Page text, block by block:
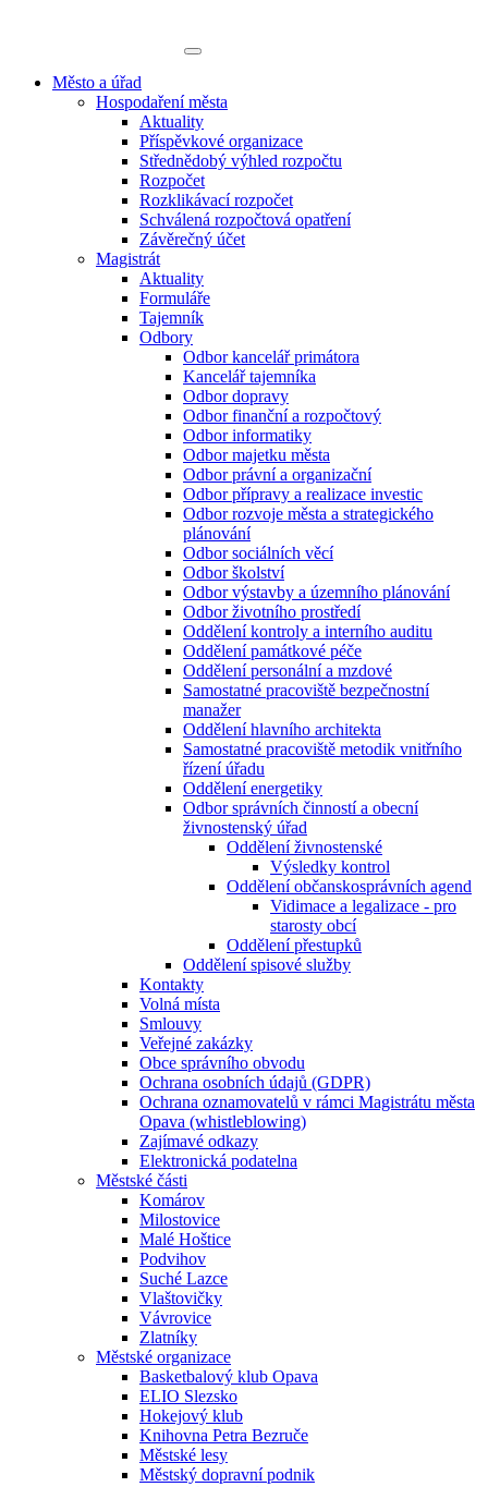
Město a úřad
Hospodaření města
Aktuality
Příspěvkové organizace
Střednědobý výhled rozpočtu
Rozpočet
Rozklikávací rozpočet
Schválená rozpočtová opatření
Závěrečný účet
Magistrát
Aktuality
Formuláře
Tajemník
Odbory
Odbor kancelář primátora
Kancelář tajemníka
Odbor dopravy
Odbor finanční a rozpočtový
Odbor informatiky
Odbor majetku města
Odbor právní a organizační
Odbor přípravy a realizace investic
Odbor rozvoje města a strategického
plánování
Odbor sociálních věcí
Odbor školství
Odbor výstavby a územního plánování
Odbor životního prostředí
Oddělení kontroly a interního auditu
Oddělení památkové péče
Oddělení personální a mzdové
Samostatné pracoviště bezpečnostní
manažer
Oddělení hlavního architekta
Samostatné pracoviště metodik vnitřního
řízení úřadu
Oddělení energetiky
Odbor správních činností a obecní
živnostenský úřad
Oddělení živnostenské
Výsledky kontrol
Oddělení občanskosprávních agend
Vidimace a legalizace - pro
starosty obcí
Oddělení přestupků
Oddělení spisové služby
Kontakty
Volná místa
Smlouvy
Veřejné zakázky
Obce správního obvodu
Ochrana osobních údajů (GDPR)
Ochrana oznamovatelů v rámci Magistrátu města
Opava (whistleblowing)
Zajímavé odkazy
Elektronická podatelna
Městské části
Komárov
Milostovice
Malé Hoštice
Podvihov
Suché Lazce
Vlaštovičky
Vávrovice
Zlatníky
Městské organizace
Basketbalový klub Opava
ELIO Slezsko
Hokejový klub
Knihovna Petra Bezruče
Městské lesy
Městský dopravní podnik